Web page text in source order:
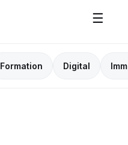
☰
Formation Digital